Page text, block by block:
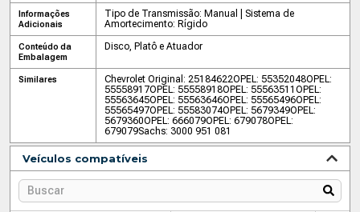
Informações
Adicionais
Tipo de Transmissão: Manual | Sistema de
Amortecimento: Rígido
Conteúdo da
Embalagem
Disco, Platô e Atuador
Similares Chevrolet Original: 25184622OPEL: 55352048OPEL:
55558917OPEL: 55558918OPEL: 55563511 OPEL:
55563645OPEL: 55563646OPEL: 55565496OPEL:
55565497OPEL: 55583074OPEL: 5679349OPEL:
5679360OPEL: 666079OPEL: 679078OPEL:
679079Sachs: 3000 951 081
Veículos compatíveis